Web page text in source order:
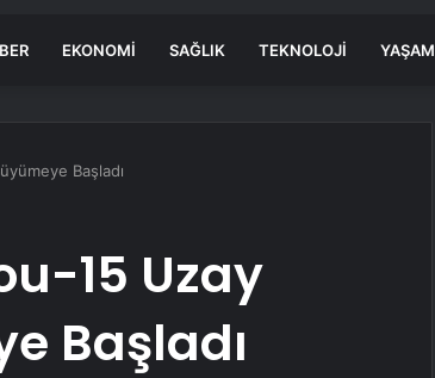
EKONOMI SAĞLIK TEKNOLOJI YAŞAM
Başladı
15 Uzay
Başladı